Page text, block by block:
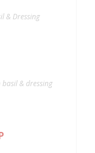
& Dressing
& dressing